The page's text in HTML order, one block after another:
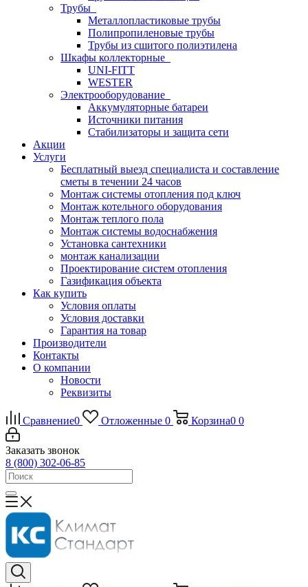
Трубы
Металлопластиковые трубы
Полипропиленовые трубы
Трубы из сшитого полиэтилена
Шкафы коллекторные
UNI-FITT
WESTER
Электрооборудование
Аккумуляторные батареи
Источники питания
Стабилизаторы и защита сети
Акции
Услуги
Бесплатный выезд специалиста и составление
сметы в течении 24 часов
Монтаж системы отопления под ключ
Монтаж котельного оборудования
Монтаж теплого пола
Монтаж системы водоснабжения
Установка сантехники
монтаж канализации
Проектирование систем отопления
Газификация объекта
Как купить
Условия оплаты
Условия доставки
Гарантия на товар
Производители
Контакты
О компании
Новости
Реквизиты
Сравнение0 Отложенные 0 Корзина0 0
Заказать звонок
8 (800) 302-06-85